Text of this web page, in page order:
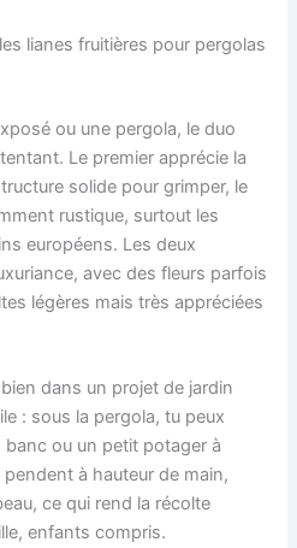
lianes fruitières pour pergolas
ou une pergola, le duo
Le premier apprécie la
solide pour grimper, le
rustique, surtout les
européens. Les deux
avec des fleurs parfois
légères mais très appréciées
dans un projet de jardin
: sous la pergola, tu peux
ou un petit potager à
à hauteur de main,
ce qui rend la récolte
enfants compris.